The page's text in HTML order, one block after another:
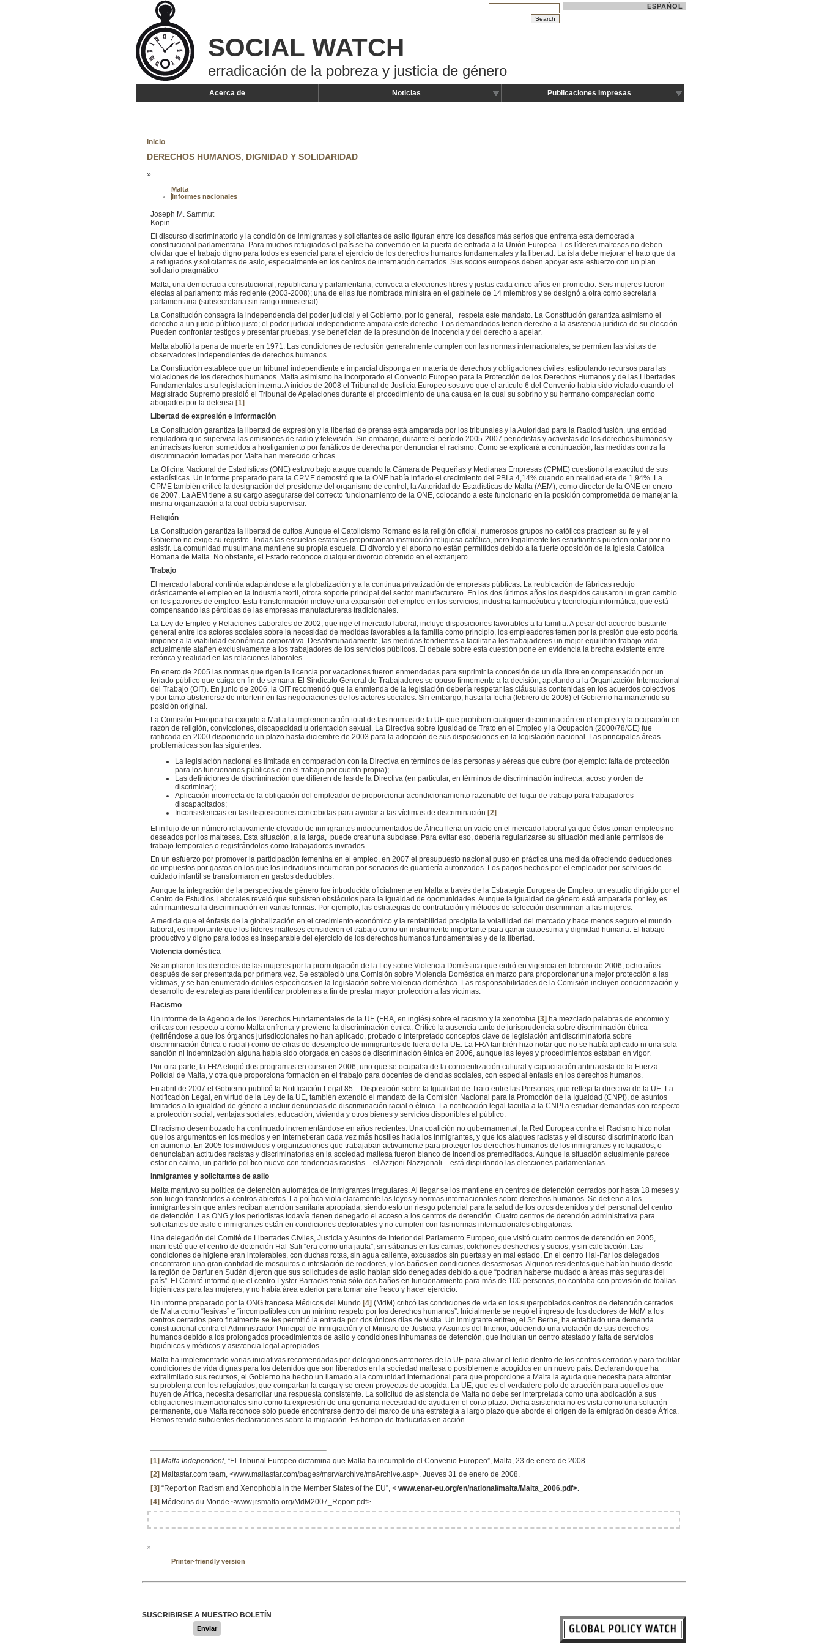
ESPAÑOL
SOCIAL WATCH
erradicación de la pobreza y justicia de género
Acerca de Noticias Publicaciones Impresas
inicio
DERECHOS HUMANOS, DIGNIDAD Y SOLIDARIDAD
»
Malta
Informes nacionales
Joseph M. Sammut
Kopin
El discurso discriminatorio y la condición de inmigrantes y solicitantes de asilo figuran entre los desafíos más serios que enfrenta esta democracia
constitucional parlamentaria. Para muchos refugiados el país se ha convertido en la puerta de entrada a la Unión Europea. Los líderes malteses no deben
olvidar que el trabajo digno para todos es esencial para el ejercicio de los derechos humanos fundamentales y la libertad. La isla debe mejorar el trato que da
a refugiados y solicitantes de asilo, especialmente en los centros de internación cerrados. Sus socios europeos deben apoyar este esfuerzo con un plan
solidario pragmático
Malta, una democracia constitucional, republicana y parlamentaria, convoca a elecciones libres y justas cada cinco años en promedio. Seis mujeres fueron
electas al parlamento más reciente (2003-2008); una de ellas fue nombrada ministra en el gabinete de 14 miembros y se designó a otra como secretaria
parlamentaria (subsecretaria sin rango ministerial).
La Constitución consagra la independencia del poder judicial y el Gobierno, por lo general, respeta este mandato. La Constitución garantiza asimismo el
derecho a un juicio público justo; el poder judicial independiente ampara este derecho. Los demandados tienen derecho a la asistencia jurídica de su elección.
Pueden confrontar testigos y presentar pruebas, y se benefician de la presunción de inocencia y del derecho a apelar.
Malta abolió la pena de muerte en 1971. Las condiciones de reclusión generalmente cumplen con las normas internacionales; se permiten las visitas de
observadores independientes de derechos humanos.
La Constitución establece que un tribunal independiente e imparcial disponga en materia de derechos y obligaciones civiles, estipulando recursos para las
violaciones de los derechos humanos. Malta asimismo ha incorporado el Convenio Europeo para la Protección de los Derechos Humanos y de las Libertades
Fundamentales a su legislación interna. A inicios de 2008 el Tribunal de Justicia Europeo sostuvo que el artículo 6 del Convenio había sido violado cuando el
Magistrado Supremo presidió el Tribunal de Apelaciones durante el procedimiento de una causa en la cual su sobrino y su hermano comparecían como
abogados por la defensa [1] .
Libertad de expresión e información
La Constitución garantiza la libertad de expresión y la libertad de prensa está amparada por los tribunales y la Autoridad para la Radiodifusión, una entidad
reguladora que supervisa las emisiones de radio y televisión. Sin embargo, durante el período 2005-2007 periodistas y activistas de los derechos humanos y
antirracistas fueron sometidos a hostigamiento por fanáticos de derecha por denunciar el racismo. Como se explicará a continuación, las medidas contra la
discriminación tomadas por Malta han merecido críticas.
La Oficina Nacional de Estadísticas (ONE) estuvo bajo ataque cuando la Cámara de Pequeñas y Medianas Empresas (CPME) cuestionó la exactitud de sus
estadísticas. Un informe preparado para la CPME demostró que la ONE había inflado el crecimiento del PBI a 4,14% cuando en realidad era de 1,94%. La
CPME también criticó la designación del presidente del organismo de control, la Autoridad de Estadísticas de Malta (AEM), como director de la ONE en enero
de 2007. La AEM tiene a su cargo asegurarse del correcto funcionamiento de la ONE, colocando a este funcionario en la posición comprometida de manejar la
misma organización a la cual debía supervisar.
Religión
La Constitución garantiza la libertad de cultos. Aunque el Catolicismo Romano es la religión oficial, numerosos grupos no católicos practican su fe y el
Gobierno no exige su registro. Todas las escuelas estatales proporcionan instrucción religiosa católica, pero legalmente los estudiantes pueden optar por no
asistir. La comunidad musulmana mantiene su propia escuela. El divorcio y el aborto no están permitidos debido a la fuerte oposición de la Iglesia Católica
Romana de Malta. No obstante, el Estado reconoce cualquier divorcio obtenido en el extranjero.
Trabajo
El mercado laboral continúa adaptándose a la globalización y a la continua privatización de empresas públicas. La reubicación de fábricas redujo
drásticamente el empleo en la industria textil, otrora soporte principal del sector manufacturero. En los dos últimos años los despidos causaron un gran cambio
en los patrones de empleo. Esta transformación incluye una expansión del empleo en los servicios, industria farmacéutica y tecnología informática, que está
compensando las pérdidas de las empresas manufactureras tradicionales.
La Ley de Empleo y Relaciones Laborales de 2002, que rige el mercado laboral, incluye disposiciones favorables a la familia. A pesar del acuerdo bastante
general entre los actores sociales sobre la necesidad de medidas favorables a la familia como principio, los empleadores temen por la presión que esto podría
imponer a la viabilidad económica corporativa. Desafortunadamente, las medidas tendientes a facilitar a los trabajadores un mejor equilibrio trabajo-vida
actualmente atañen exclusivamente a los trabajadores de los servicios públicos. El debate sobre esta cuestión pone en evidencia la brecha existente entre
retórica y realidad en las relaciones laborales.
En enero de 2005 las normas que rigen la licencia por vacaciones fueron enmendadas para suprimir la concesión de un día libre en compensación por un
feriado público que caiga en fin de semana. El Sindicato General de Trabajadores se opuso firmemente a la decisión, apelando a la Organización Internacional
del Trabajo (OIT). En junio de 2006, la OIT recomendó que la enmienda de la legislación debería respetar las cláusulas contenidas en los acuerdos colectivos
y por tanto abstenerse de interferir en las negociaciones de los actores sociales. Sin embargo, hasta la fecha (febrero de 2008) el Gobierno ha mantenido su
posición original.
La Comisión Europea ha exigido a Malta la implementación total de las normas de la UE que prohíben cualquier discriminación en el empleo y la ocupación en
razón de religión, convicciones, discapacidad u orientación sexual. La Directiva sobre Igualdad de Trato en el Empleo y la Ocupación (2000/78/CE) fue
ratificada en 2000 disponiendo un plazo hasta diciembre de 2003 para la adopción de sus disposiciones en la legislación nacional. Las principales áreas
problemáticas son las siguientes:
La legislación nacional es limitada en comparación con la Directiva en términos de las personas y aéreas que cubre (por ejemplo: falta de protección
para los funcionarios públicos o en el trabajo por cuenta propia);
Las definiciones de discriminación que difieren de las de la Directiva (en particular, en términos de discriminación indirecta, acoso y orden de
discriminar);
Aplicación incorrecta de la obligación del empleador de proporcionar acondicionamiento razonable del lugar de trabajo para trabajadores
discapacitados;
Inconsistencias en las disposiciones concebidas para ayudar a las víctimas de discriminación [2] .
El influjo de un número relativamente elevado de inmigrantes indocumentados de África llena un vacío en el mercado laboral ya que éstos toman empleos no
deseados por los malteses. Esta situación, a la larga, puede crear una subclase. Para evitar eso, debería regularizarse su situación mediante permisos de
trabajo temporales o registrándolos como trabajadores invitados.
En un esfuerzo por promover la participación femenina en el empleo, en 2007 el presupuesto nacional puso en práctica una medida ofreciendo deducciones
de impuestos por gastos en los que los individuos incurrieran por servicios de guardería autorizados. Los pagos hechos por el empleador por servicios de
cuidado infantil se transformaron en gastos deducibles.
Aunque la integración de la perspectiva de género fue introducida oficialmente en Malta a través de la Estrategia Europea de Empleo, un estudio dirigido por el
Centro de Estudios Laborales reveló que subsisten obstáculos para la igualdad de oportunidades. Aunque la igualdad de género está amparada por ley, es
aún manifiesta la discriminación en varias formas. Por ejemplo, las estrategias de contratación y métodos de selección discriminan a las mujeres.
A medida que el énfasis de la globalización en el crecimiento económico y la rentabilidad precipita la volatilidad del mercado y hace menos seguro el mundo
laboral, es importante que los líderes malteses consideren el trabajo como un instrumento importante para ganar autoestima y dignidad humana. El trabajo
productivo y digno para todos es inseparable del ejercicio de los derechos humanos fundamentales y de la libertad.
Violencia doméstica
Se ampliaron los derechos de las mujeres por la promulgación de la Ley sobre Violencia Doméstica que entró en vigencia en febrero de 2006, ocho años
después de ser presentada por primera vez. Se estableció una Comisión sobre Violencia Doméstica en marzo para proporcionar una mejor protección a las
víctimas, y se han enumerado delitos específicos en la legislación sobre violencia doméstica. Las responsabilidades de la Comisión incluyen concientización y
desarrollo de estrategias para identificar problemas a fin de prestar mayor protección a las víctimas.
Racismo
Un informe de la Agencia de los Derechos Fundamentales de la UE (FRA, en inglés) sobre el racismo y la xenofobia [3] ha mezclado palabras de encomio y
críticas con respecto a cómo Malta enfrenta y previene la discriminación étnica. Criticó la ausencia tanto de jurisprudencia sobre discriminación étnica
(refiriéndose a que los órganos jurisdiccionales no han aplicado, probado o interpretado conceptos clave de legislación antidiscriminatoria sobre
discriminación étnica o racial) como de cifras de desempleo de inmigrantes de fuera de la UE. La FRA también hizo notar que no se había aplicado ni una sola
sanción ni indemnización alguna había sido otorgada en casos de discriminación étnica en 2006, aunque las leyes y procedimientos estaban en vigor.
Por otra parte, la FRA elogió dos programas en curso en 2006, uno que se ocupaba de la concientización cultural y capacitación antirracista de la Fuerza
Policial de Malta, y otra que proporciona formación en el trabajo para docentes de ciencias sociales, con especial énfasis en los derechos humanos.
En abril de 2007 el Gobierno publicó la Notificación Legal 85 – Disposición sobre la Igualdad de Trato entre las Personas, que refleja la directiva de la UE. La
Notificación Legal, en virtud de la Ley de la UE, también extendió el mandato de la Comisión Nacional para la Promoción de la Igualdad (CNPI), de asuntos
limitados a la igualdad de género a incluir denuncias de discriminación racial o étnica. La notificación legal faculta a la CNPI a estudiar demandas con respecto
a protección social, ventajas sociales, educación, vivienda y otros bienes y servicios disponibles al público.
El racismo desembozado ha continuado incrementándose en años recientes. Una coalición no gubernamental, la Red Europea contra el Racismo hizo notar
que los argumentos en los medios y en Internet eran cada vez más hostiles hacia los inmigrantes, y que los ataques racistas y el discurso discriminatorio iban
en aumento. En 2005 los individuos y organizaciones que trabajaban activamente para proteger los derechos humanos de los inmigrantes y refugiados, o
denunciaban actitudes racistas y discriminatorias en la sociedad maltesa fueron blanco de incendios premeditados. Aunque la situación actualmente parece
estar en calma, un partido político nuevo con tendencias racistas – el Azzjoni Nazzjonali – está disputando las elecciones parlamentarias.
Inmigrantes y solicitantes de asilo
Malta mantuvo su política de detención automática de inmigrantes irregulares. Al llegar se los mantiene en centros de detención cerrados por hasta 18 meses y
son luego transferidos a centros abiertos. La política viola claramente las leyes y normas internacionales sobre derechos humanos. Se detiene a los
inmigrantes sin que antes reciban atención sanitaria apropiada, siendo esto un riesgo potencial para la salud de los otros detenidos y del personal del centro
de detención. Las ONG y los periodistas todavía tienen denegado el acceso a los centros de detención. Cuatro centros de detención administrativa para
solicitantes de asilo e inmigrantes están en condiciones deplorables y no cumplen con las normas internacionales obligatorias.
Una delegación del Comité de Libertades Civiles, Justicia y Asuntos de Interior del Parlamento Europeo, que visitó cuatro centros de detención en 2005,
manifestó que el centro de detención Hal-Safi “era como una jaula”, sin sábanas en las camas, colchones deshechos y sucios, y sin calefacción. Las
condiciones de higiene eran intolerables, con duchas rotas, sin agua caliente, excusados sin puertas y en mal estado. En el centro Hal-Far los delegados
encontraron una gran cantidad de mosquitos e infestación de roedores, y los baños en condiciones desastrosas. Algunos residentes que habían huido desde
la región de Darfur en Sudán dijeron que sus solicitudes de asilo habían sido denegadas debido a que “podrían haberse mudado a áreas más seguras del
país”. El Comité informó que el centro Lyster Barracks tenía sólo dos baños en funcionamiento para más de 100 personas, no contaba con provisión de toallas
higiénicas para las mujeres, y no había área exterior para tomar aire fresco y hacer ejercicio.
Un informe preparado por la ONG francesa Médicos del Mundo [4] (MdM) criticó las condiciones de vida en los superpoblados centros de detención cerrados
de Malta como “lesivas” e “incompatibles con un mínimo respeto por los derechos humanos”. Inicialmente se negó el ingreso de los doctores de MdM a los
centros cerrados pero finalmente se les permitió la entrada por dos únicos días de visita. Un inmigrante eritreo, el Sr. Berhe, ha entablado una demanda
constitucional contra el Administrador Principal de Inmigración y el Ministro de Justicia y Asuntos del Interior, aduciendo una violación de sus derechos
humanos debido a los prolongados procedimientos de asilo y condiciones inhumanas de detención, que incluían un centro atestado y falta de servicios
higiénicos y médicos y asistencia legal apropiados.
Malta ha implementado varias iniciativas recomendadas por delegaciones anteriores de la UE para aliviar el tedio dentro de los centros cerrados y para facilitar
condiciones de vida dignas para los detenidos que son liberados en la sociedad maltesa o posiblemente acogidos en un nuevo país. Declarando que ha
extralimitado sus recursos, el Gobierno ha hecho un llamado a la comunidad internacional para que proporcione a Malta la ayuda que necesita para afrontar
su problema con los refugiados, que compartan la carga y se creen proyectos de acogida. La UE, que es el verdadero polo de atracción para aquellos que
huyen de África, necesita desarrollar una respuesta consistente. La solicitud de asistencia de Malta no debe ser interpretada como una abdicación a sus
obligaciones internacionales sino como la expresión de una genuina necesidad de ayuda en el corto plazo. Dicha asistencia no es vista como una solución
permanente, que Malta reconoce sólo puede encontrarse dentro del marco de una estrategia a largo plazo que aborde el origen de la emigración desde África.
Hemos tenido suficientes declaraciones sobre la migración. Es tiempo de traducirlas en acción.
[1] Malta Independent, “El Tribunal Europeo dictamina que Malta ha incumplido el Convenio Europeo”, Malta, 23 de enero de 2008.
[2] Maltastar.com team, <www.maltastar.com/pages/msrv/archive/msArchive.asp>. Jueves 31 de enero de 2008.
[3] “Report on Racism and Xenophobia in the Member States of the EU”, <www.enar-eu.org/en/national/malta/Malta_2006.pdf>.
[4] Médecins du Monde <www.jrsmalta.org/MdM2007_Report.pdf>.
»
Printer-friendly version
SUSCRIBIRSE A NUESTRO BOLETÍN
Enviar